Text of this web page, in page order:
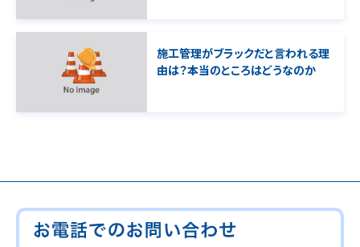
施工管理がブラックだと言われる理
由は？本当のところはどうなのか